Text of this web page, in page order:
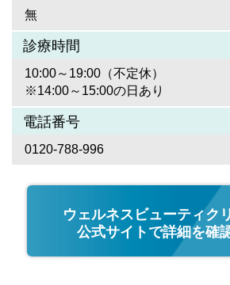
無
診療時間
10:00～19:00（不定休）
※14:00～15:00の日あり
電話番号
0120-788-996
ウェルネスビューティク
公式サイトで詳細を確